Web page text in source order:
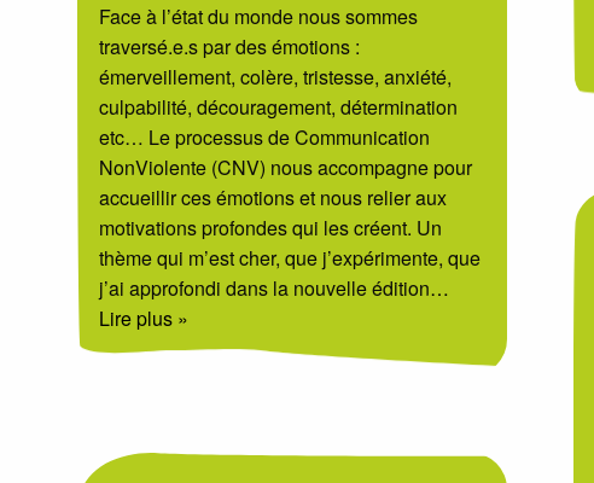
Face à l’état du monde nous sommes
traversé.e.s par des émotions :
émerveillement, colère, tristesse, anxiété,
culpabilité, découragement, détermination
etc… Le processus de Communication
NonViolente (CNV) nous accompagne pour
accueillir ces émotions et nous relier aux
motivations profondes qui les créent. Un
thème qui m’est cher, que j’expérimente, que
j’ai approfondi dans la nouvelle édition…
Lire plus »